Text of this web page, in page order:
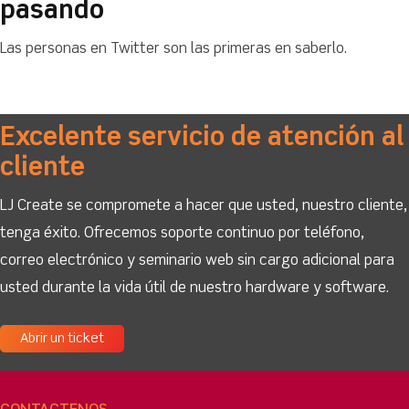
pasando
Las personas en Twitter son las primeras en saberlo.
Excelente servicio de atención al
cliente
LJ Create se compromete a hacer que usted, nuestro cliente,
tenga éxito. Ofrecemos soporte continuo por teléfono,
correo electrónico y seminario web sin cargo adicional para
usted durante la vida útil de nuestro hardware y software.
Abrir un ticket